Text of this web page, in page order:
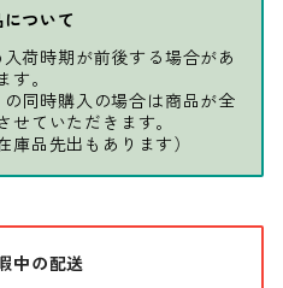
ついて
荷時期が前後する場合があ
す。
同時購入の場合は商品が全
せていただきます。
品先出もあります）
中の配送